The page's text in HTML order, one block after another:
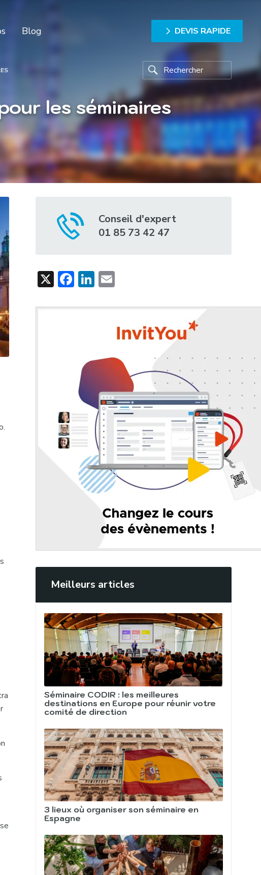
Blog DEVIS RAPIDE
les séminaires
Conseil d'expert
01 85 73 42 47
X Facebook
LinkedIn
Email
Meilleurs articles
Séminaire CODIR : les meilleures
destinations en Europe pour réunir votre
comité de direction
3 lieux où organiser son séminaire en
Espagne